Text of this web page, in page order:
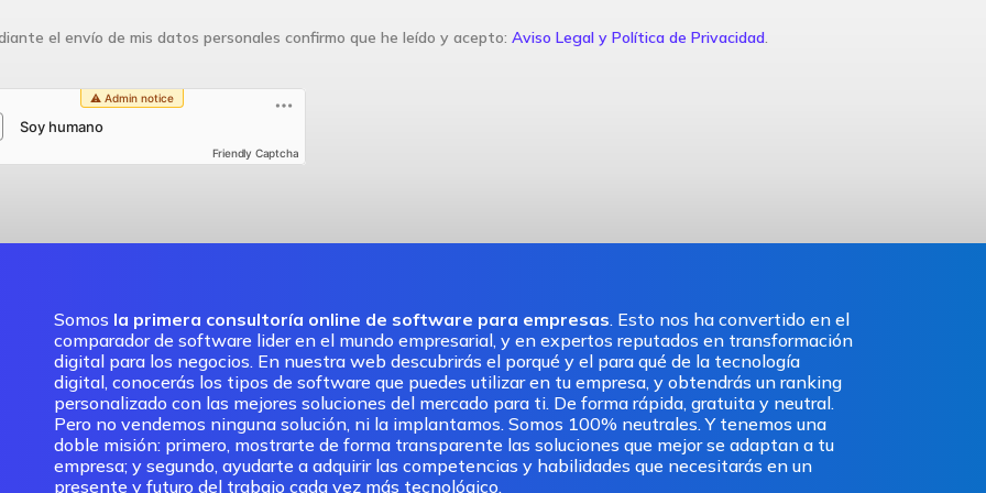
el envío de mis datos personales confirmo que he leído y acepto: Aviso Legal y Política de Privacidad.
Friendly Captcha
Somos la primera consultoría online de software para empresas. Esto nos ha convertido en el
comparador de software lider en el mundo empresarial, y en expertos reputados en transformación
digital para los negocios. En nuestra web descubrirás el porqué y el para qué de la tecnología
digital, conocerás los tipos de software que puedes utilizar en tu empresa, y obtendrás un ranking
personalizado con las mejores soluciones del mercado para ti. De forma rápida, gratuita y neutral.
Pero no vendemos ninguna solución, ni la implantamos. Somos 100% neutrales. Y tenemos una
doble misión: primero, mostrarte de forma transparente las soluciones que mejor se adaptan a tu
empresa; y segundo, ayudarte a adquirir las competencias y habilidades que necesitarás en un
presente y futuro del trabajo cada vez más tecnológico.